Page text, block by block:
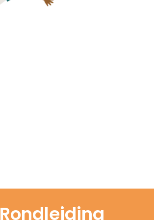
Rondleiding